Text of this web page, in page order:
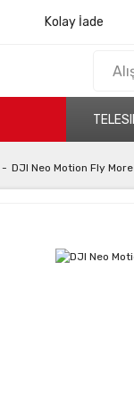
Kolay İade
DJI Neo Motion Fly